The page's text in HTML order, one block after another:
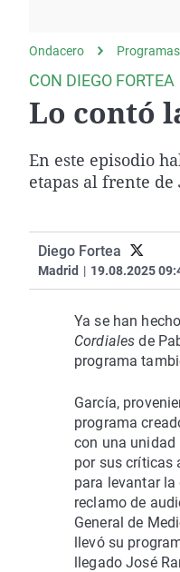
gato
Ondacero Programas
CON DIEGO FORTEA
Lo contó
En este episodio
etapas al frente de
Diego Fortea
Madrid | 19.08.2025
Ya se han
Cordiales de
programa
García,
programa
con una unidad
por sus críticas
para levantar
reclamo de
General de
llevó su
llegado José